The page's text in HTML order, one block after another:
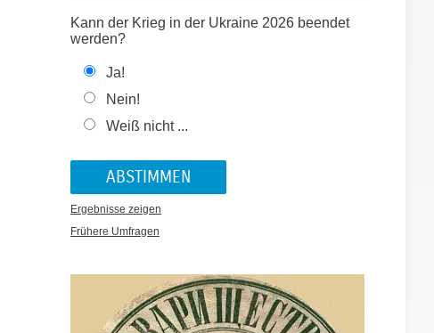
Kann der Krieg in der Ukraine 2026 beendet
werden?
Ja!
Nein!
Weiß nicht ...
Ergebnisse zeigen
Frühere Umfragen